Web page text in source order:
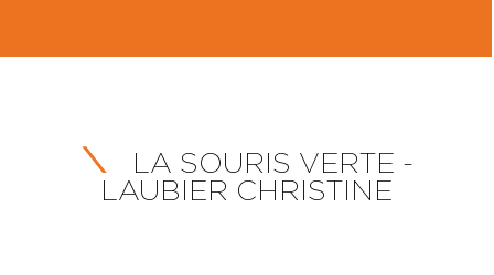
LA SOURIS VERTE -
LAUBIER CHRISTINE